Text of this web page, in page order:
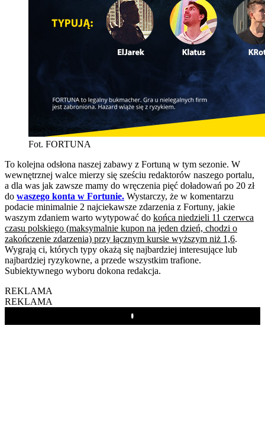
Fot. FORTUNA
To kolejna odsłona naszej zabawy z Fortuną w tym sezonie. W
wewnętrznej walce mierzy się sześciu redaktorów naszego portalu,
a dla was jak zawsze mamy do wręczenia pięć doładowań po 20 zł
do waszego konta w Fortunie. Wystarczy, że w komentarzu
podacie minimalnie 2 najciekawsze zdarzenia z Fortuny, jakie
waszym zdaniem warto wytypować do końca niedzieli 11 czerwca
czasu polskiego (maksymalnie kupon na jeden dzień, chodzi o
zakończenie zdarzenia) przy łącznym kursie wyższym niż 1,6.
Wygrają ci, których typy okażą się najbardziej interesujące lub
najbardziej ryzykowne, a przede wszystkim trafione.
Subiektywnego wyboru dokona redakcja.
REKLAMA
REKLAMA
Play